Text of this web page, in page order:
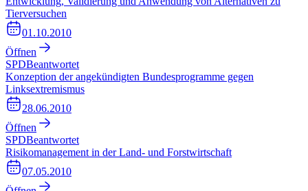
Tierversuchen
01.10.2010
Öffnen
SPDBeantwortet
Konzeption der angekündigten Bundesprogramme gegen
Linksextremismus
28.06.2010
Öffnen
SPDBeantwortet
Risikomanagement in der Land- und Forstwirtschaft
07.05.2010